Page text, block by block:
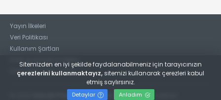
Yayın İlkeleri
Veri Politikası
Kullanım Şartları
KVKK Bilgi Talep Formu
Gölcük Postası Gazetesi - Tüm hakları saklıdır.
Sitemizden en iyi şekilde faydalanabilmeniz için tarayıcınızın
çerezlerini kullanmaktayız, sitemizi kullanarak çerezleri kabul
etmiş saylırsınız.
Detaylar Anladım